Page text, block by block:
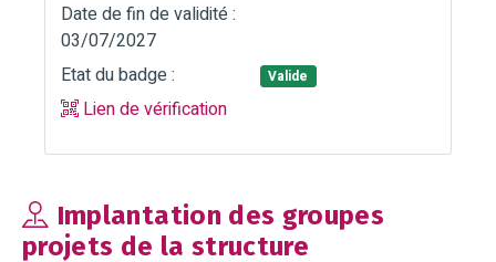
Date de fin de validité :
03/07/2027
Etat du badge :
Valide
Lien de vérification
Implantation des groupes
projets de la structure